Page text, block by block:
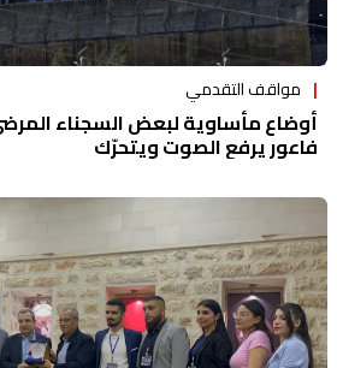
مواقف التقدمي
أوضاع مأساوية لبعض السجناء
فاعور يرفع الصوت ويتحرّك